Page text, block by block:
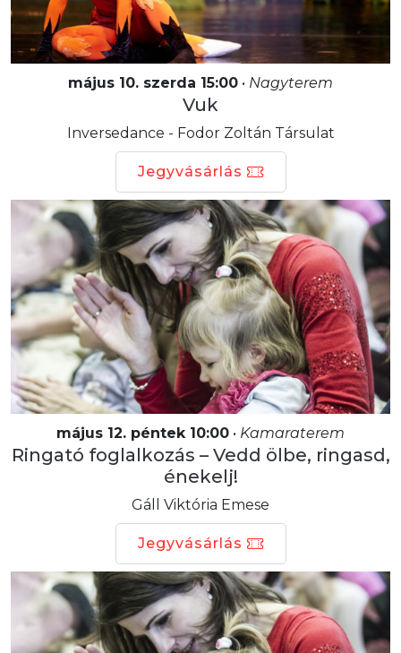
május 10. szerda 15:00 • Nagyterem
Vuk
Inversedance - Fodor Zoltán Társulat
Jegyvásárlás
május 12. péntek 10:00 • Kamaraterem
Ringató foglalkozás – Vedd ölbe, ringasd,
énekelj!
Gáll Viktória Emese
Jegyvásárlás